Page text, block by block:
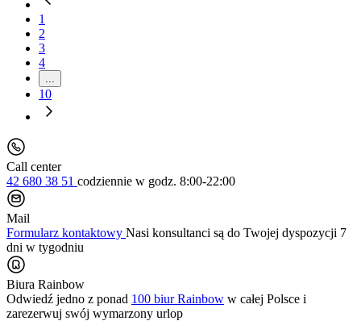
1
2
3
4
10
Call center
42 680 38 51 codziennie w godz. 8:00-22:00
Mail
Formularz kontaktowy Nasi konsultanci są do Twojej dyspozycji 7
dni w tygodniu
Biura Rainbow
Odwiedź jedno z ponad 100 biur Rainbow w całej Polsce i
zarezerwuj swój wymarzony urlop